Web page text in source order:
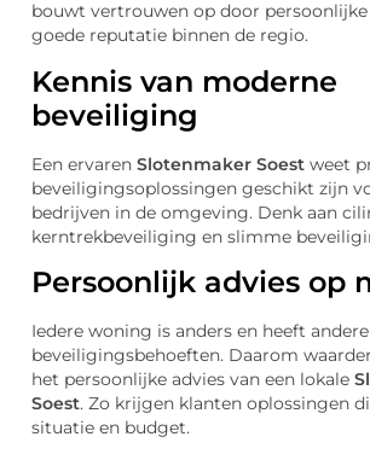
bouwt vertrouwen op door persoonlijke
goede reputatie binnen de regio.
Kennis van moderne
beveiliging
Een ervaren Slotenmaker Soest weet
beveiligingsoplossingen geschikt zijn
bedrijven in de omgeving. Denk aan
kerntrekbeveiliging en slimme
Persoonlijk advies op
Iedere woning is anders en heeft andere
beveiligingsbehoeften. Daarom
het persoonlijke advies van een lokale
Soest. Zo krijgen klanten oplossingen
situatie en budget.